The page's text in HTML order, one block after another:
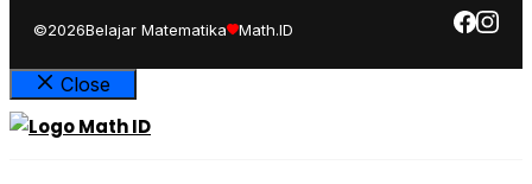
©2026Belajar Matematika Math.ID
Close